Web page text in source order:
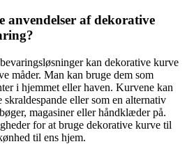
anvendelser af dekorative
kan dekorative kurve
måder. Man kan bruge dem som
i hjemmet eller haven. Kurvene kan
skraldespande eller som en alternativ
magasiner eller håndklæder på.
for at bruge dekorative kurve til
til ens hjem.